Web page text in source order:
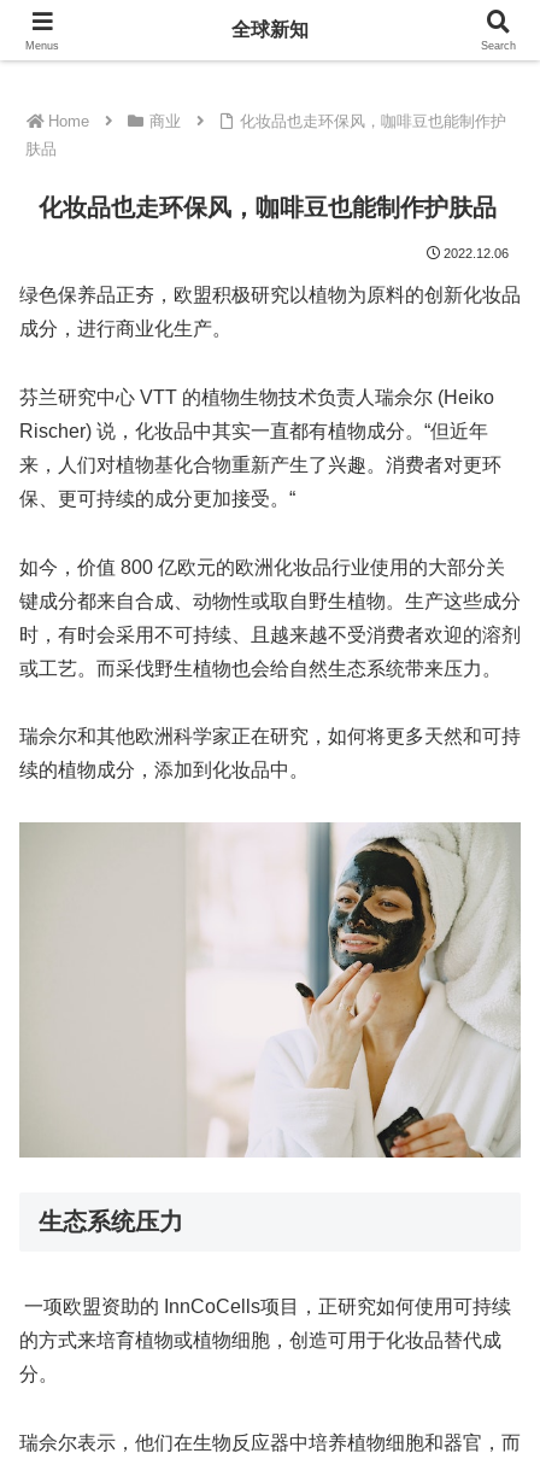
全球新知
Home 商业
化妆品也走环保风，咖啡豆也能制作护
肤品
化妆品也走环保风，咖啡豆也能制作护肤品
2022.12.06
绿色保养品正夯，欧盟积极研究以植物为原料的创新化妆品
成分，进行商业化生产。
芬兰研究中心 VTT 的植物生物技术负责人瑞佘尔 (Heiko
Rischer) 说，化妆品中其实一直都有植物成分。“但近年
来，人们对植物基化合物重新产生了兴趣。消费者对更环
保、更可持续的成分更加接受。“
如今，价值 800 亿欧元的欧洲化妆品行业使用的大部分关
键成分都来自合成、动物性或取自野生植物。生产这些成分
时，有时会采用不可持续、且越来越不受消费者欢迎的溶剂
或工艺。而采伐野生植物也会给自然生态系统带来压力。
瑞佘尔和其他欧洲科学家正在研究，如何将更多天然和可持
续的植物成分，添加到化妆品中。
生态系统压力
一项欧盟资助的 InnCoCells项目，正研究如何使用可持续
的方式来培育植物或植物细胞，创造可用于化妆品替代成
分。
瑞佘尔表示，他们在生物反应器中培养植物细胞和器官，而
Menus
全球新知
Search